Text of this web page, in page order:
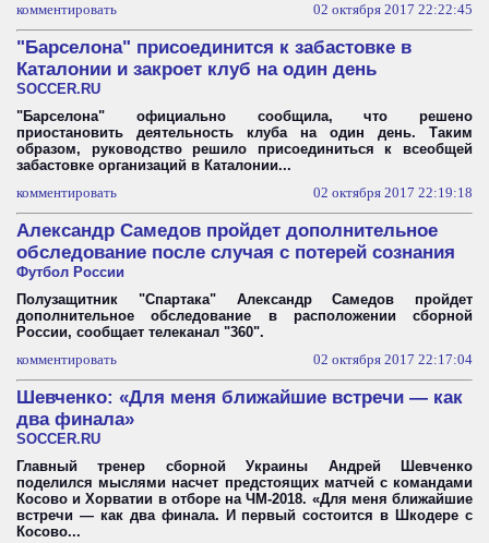
комментировать
02 октября 2017 22:22:45
"Барселона" присоединится к забастовке в
Каталонии и закроет клуб на один день
SOCCER.RU
"Барселона" официально сообщила, что решено
приостановить деятельность клуба на один день. Таким
образом, руководство решило присоединиться к всеобщей
забастовке организаций в Каталонии...
комментировать
02 октября 2017 22:19:18
Александр Самедов пройдет дополнительное
обследование после случая с потерей сознания
Футбол России
Полузащитник "Спартака" Александр Самедов пройдет
дополнительное обследование в расположении сборной
России, сообщает телеканал "360".
комментировать
02 октября 2017 22:17:04
Шевченко: «Для меня ближайшие встречи — как
два финала»
SOCCER.RU
Главный тренер сборной Украины Андрей Шевченко
поделился мыслями насчет предстоящих матчей с командами
Косово и Хорватии в отборе на ЧМ-2018. «Для меня ближайшие
встречи — как два финала. И первый состоится в Шкодере с
Косово...